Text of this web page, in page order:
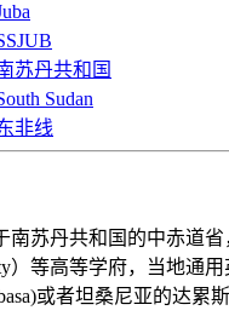
苏丹共和国
Sudan
非线
南苏丹共和国的中赤道
）等高等学府，当地
或者坦桑尼亚的达累